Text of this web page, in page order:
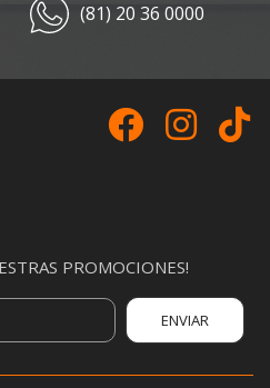
(81) 20 36 0000
PROMOCIONES!